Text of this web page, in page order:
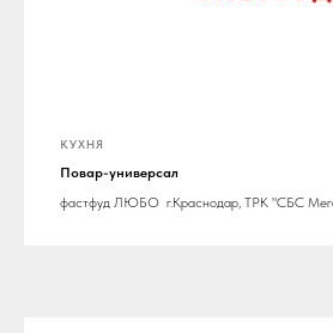
КУХНЯ
Повар-универсал
фастфуд ЛЮБО г.Краснодар, ТРК "СБС